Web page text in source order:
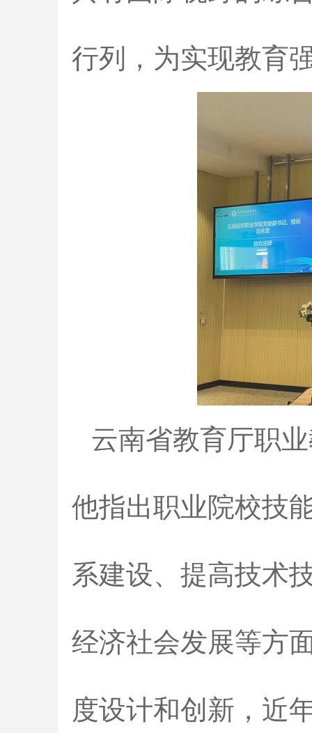
行列，为实现教育
云南省教育厅职
他指出职业院校技
系建设、提高技术
经济社会发展等方
度设计和创新，近